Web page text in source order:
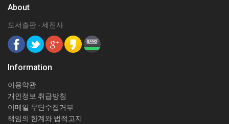
About
도서출판 - 세진사
Information
이용약관
개인정보 취급방침
이메일 무단수집거부
책임의 한계와 법적고지